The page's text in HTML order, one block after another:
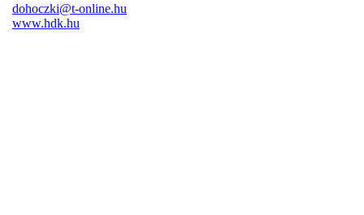
dohoczki@t-online.hu
www.hdk.hu